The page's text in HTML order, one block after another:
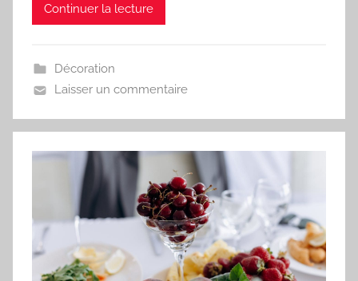
Continuer la lecture
Décoration
Laisser un commentaire